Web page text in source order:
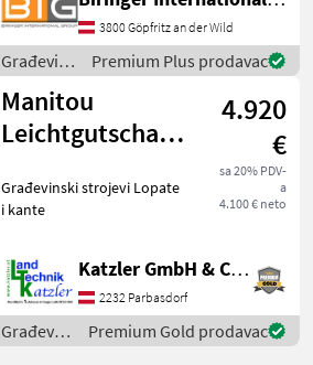
m3 Građevinski strojevi
Lopate i kante 3800 Göpfritz an der Wild
Građevinski
strojevi /
BIG
Premium Plus prodavac
Manitou
Leichtgutschaufel
Schürfleiste
4.920
€
sa 20% PDV-
a
4.100 € neto
Građevinski strojevi Lopate
i kante
Katzler GmbH & Co.KG.
2232 Parbasdorf
Građevinski
strojevi /
Premium Gold prodavac